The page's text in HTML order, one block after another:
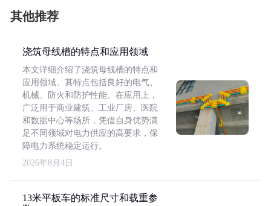
其他推荐
浇筑母线槽的特点和应用领域
本文详细介绍了浇筑母线槽的特点和
应用领域。其特点包括良好的电气、
机械、防火和防护性能。在应用上，
广泛用于商业建筑、工业厂房、医院
和数据中心等场所，凭借自身优势满
足不同领域对电力供应的高要求，保
障电力系统稳定运行。
2026年8月4日
13米平板车的标准尺寸和载重参